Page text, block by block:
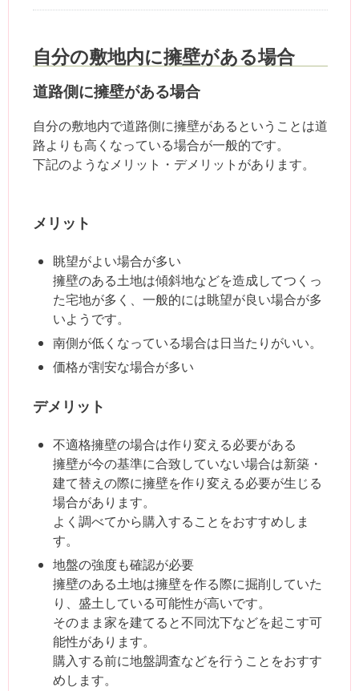
自分の敷地内に擁壁がある場合
道路側に擁壁がある場合
自分の敷地内で道路側に擁壁があるということは道
路よりも高くなっている場合が一般的です。
下記のようなメリット・デメリットがあります。
メリット
眺望がよい場合が多い
擁壁のある土地は傾斜地などを造成してつくっ
た宅地が多く、一般的には眺望が良い場合が多
いようです。
南側が低くなっている場合は日当たりがいい。
価格が割安な場合が多い
デメリット
不適格擁壁の場合は作り変える必要がある
擁壁が今の基準に合致していない場合は新築・
建て替えの際に擁壁を作り変える必要が生じる
場合があります。
よく調べてから購入することをおすすめしま
す。
地盤の強度も確認が必要
擁壁のある土地は擁壁を作る際に掘削していた
り、盛土している可能性が高いです。
そのまま家を建てると不同沈下などを起こす可
能性があります。
購入する前に地盤調査などを行うことをおすす
めします。